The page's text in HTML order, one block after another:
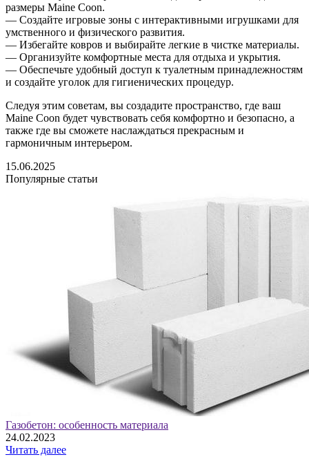
размеры Maine Coon.
— Создайте игровые зоны с интерактивными игрушками для
умственного и физического развития.
— Избегайте ковров и выбирайте легкие в чистке материалы.
— Организуйте комфортные места для отдыха и укрытия.
— Обеспечьте удобный доступ к туалетным принадлежностям
и создайте уголок для гигиенических процедур.
Следуя этим советам, вы создадите пространство, где ваш
Maine Coon будет чувствовать себя комфортно и безопасно, а
также где вы сможете наслаждаться прекрасным и
гармоничным интерьером.
15.06.2025
Популярные статьи
Газобетон: особенность материала
24.02.2023
Читать далее